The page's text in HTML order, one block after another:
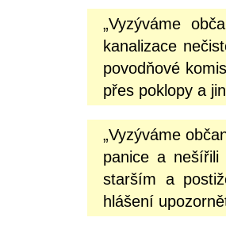
„Vyzýváme
kanalizace
povodňové
přes poklopy a
„Vyzýváme
panice a nešířili
starším a
hlášení